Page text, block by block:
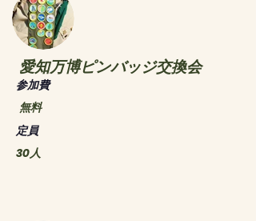
愛知万博ピンバッジ交換会
​参加費
無料
​定員
30人